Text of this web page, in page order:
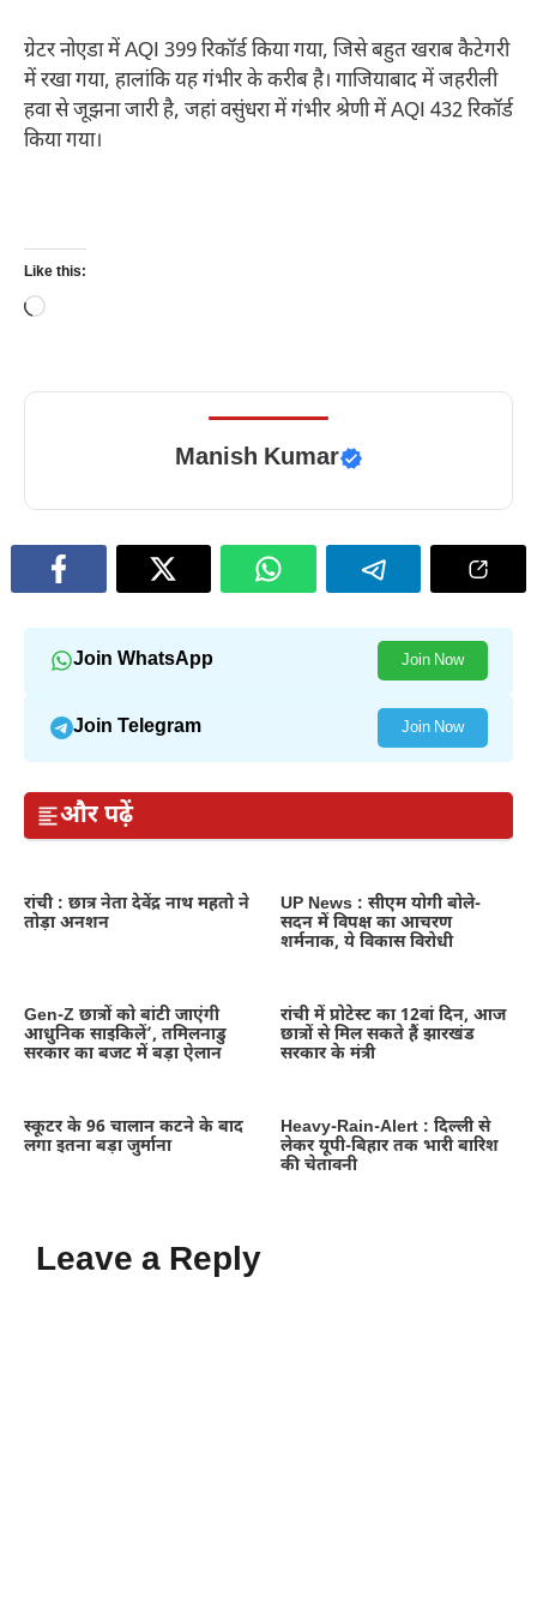
ग्रेटर नोएडा में AQI 399 रिकॉर्ड किया गया, जिसे बहुत खराब कैटेगरी
में रखा गया, हालांकि यह गंभीर के करीब है। गाजियाबाद में जहरीली
हवा से जूझना जारी है, जहां वसुंधरा में गंभीर श्रेणी में AQI 432 रिकॉर्ड
किया गया।
Like this:
Loading…
Manish Kumar
Join WhatsApp Join Now
Join Telegram Join Now
और पढ़ें
रांची : छात्र नेता देवेंद्र नाथ महतो ने
तोड़ा अनशन
UP News : सीएम योगी बोले-
सदन में विपक्ष का आचरण
शर्मनाक, ये विकास विरोधी
Gen-Z छात्रों को बांटी जाएंगी
आधुनिक साइकिलें’, तमिलनाडु
सरकार का बजट में बड़ा ऐलान
रांची में प्रोटेस्ट का 12वां दिन, आज
छात्रों से मिल सकते हैं झारखंड
सरकार के मंत्री
स्कूटर के 96 चालान कटने के बाद
लगा इतना बड़ा जुर्माना
Heavy-Rain-Alert : दिल्ली से
लेकर यूपी-बिहार तक भारी बारिश
की चेतावनी
Leave a Reply